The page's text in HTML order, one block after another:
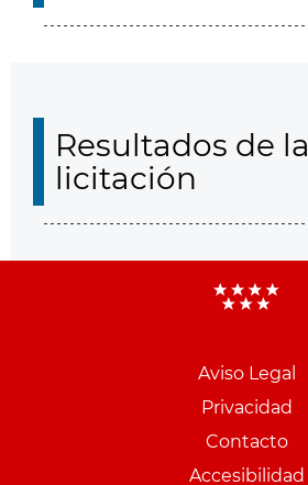
Resultados de la
licitación
Aviso Legal
Privacidad
Contacto
Accesibilidad